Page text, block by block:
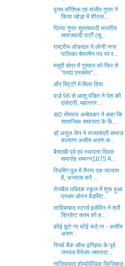
पूनम कौशिक एवं संजीव गुप्ता ने
किया खोड़ा में शीतल...
प्रिया गुप्ता सुभाषवादी भारतीय
समाजवादी पार्टी (सु...
राष्ट्रीय लोकदल ने लोनी नगर
पालिका चेयरमैन पद पर र...
मसूरी क्षेत्र में गुरुवार को फिर से
"वरदा एनक्लेव"...
और मिट्टी में मिला दिया
वार्ड 96 से आशु पंडित ने पेश की
दावेदारी, महानगर ...
डा0 भीमराव अम्बेदकर ने कहा कि
सामाजिक समानता के बि...
डॉ.अतुल जैन ने राज्यमंत्री समाज
कल्याण असीम अरुण क...
बैसाखी पर्व एवं स्थापना दिवस
समारोह सम्पन्न1875 मे...
स्विमिंग पुल में तैरना एक व्यायाम
है, अभ्यास करें ...
रोजबैल पब्लिक स्कूल में शुरू हुआ
प्रथम ओपन बैडमिंट...
साहिबाबाद स्टार्स इलेविन ने श्री
क्रिकेट क्लब को ह...
कोई छूटे ना कोई रूठे ना - असीम
अरुण
रिजर्व बैंक ऑफ इण्ड़िया के पूर्व
जनरल मैनेजर जमनादा...
गाजियाबाद होम्योपैथिक फिजिकल